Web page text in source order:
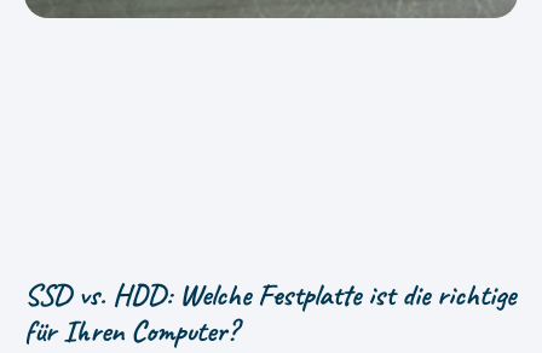
SSD vs. HDD: Welche Festplatte ist die richtige
für Ihren Computer?